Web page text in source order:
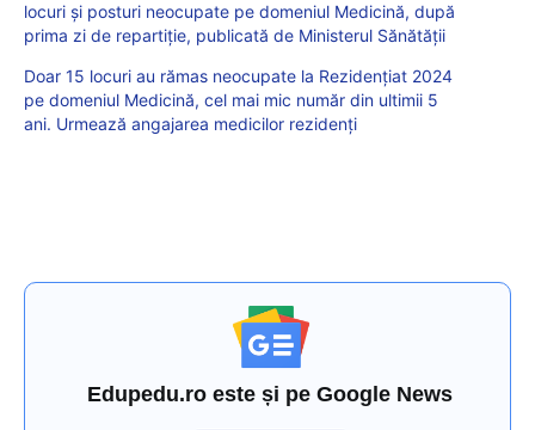
locuri și posturi neocupate pe domeniul Medicină, după
prima zi de repartiție, publicată de Ministerul Sănătății
Doar 15 locuri au rămas neocupate la Rezidențiat 2024
pe domeniul Medicină, cel mai mic număr din ultimii 5
ani. Urmează angajarea medicilor rezidenți
Edupedu.ro este și pe Google News